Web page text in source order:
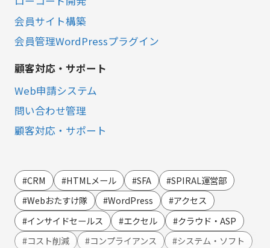
会員サイト構築
会員管理WordPressプラグイン
顧客対応・サポート
Web申請システム
問い合わせ管理
顧客対応・サポート
LINE連携
SMS連携
Webイベント（ウェビナー）オンライン受付管理
アンケート作成
#CRM #HTMLメール #SFA
#SPIRAL運営部
#Webおたすけ隊
#WordPress
#アクセス
#インサイドセールス
#エクセル
#クラウド・ASP
#コスト削減
#コンプライアンス
#システム・ソフト